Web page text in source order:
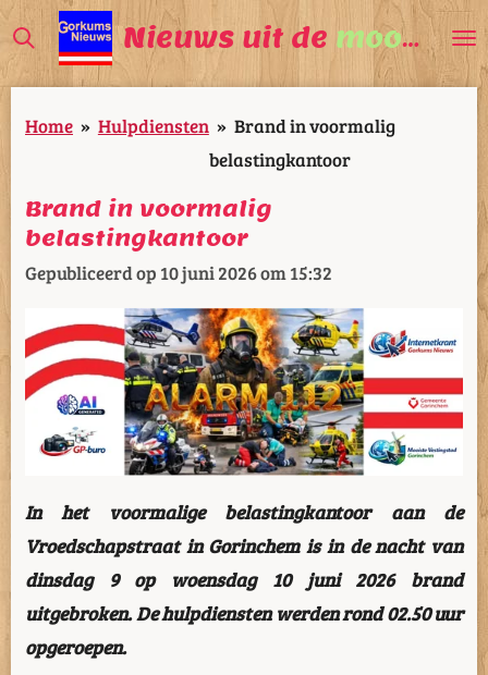
Ga
direct
naar
de
Nieuws uit de mooiste
Home » Hulpdiensten » Brand in voormalig
belastingkantoor
Brand in voormalig
belastingkantoor
Gepubliceerd op 10 juni 2026 om 15:32
In het voormalige belastingkantoor aan de
Vroedschapstraat in Gorinchem is in de nacht van
dinsdag 9 op woensdag 10 juni 2026 brand
uitgebroken. De hulpdiensten werden rond 02.50 uur
opgeroepen.